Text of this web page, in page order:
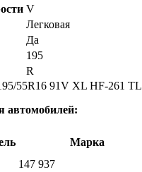
V
Легковая
Да
195
R
55R16 91V XL HF-261 TL
автомобилей:
Марка
147 937